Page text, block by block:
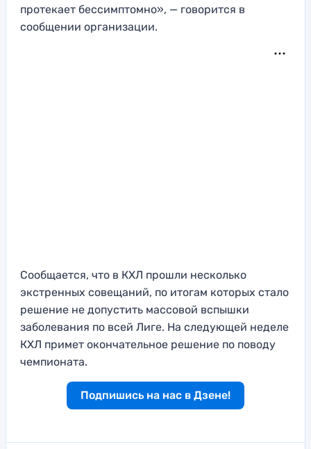
протекает бессимптомно», — говорится в
сообщении организации.
Сообщается, что в КХЛ прошли несколько
экстренных совещаний, по итогам которых стало
решение не допустить массовой вспышки
заболевания по всей Лиге. На следующей неделе
КХЛ примет окончательное решение по поводу
чемпионата.
Подпишись на нас в Дзене!